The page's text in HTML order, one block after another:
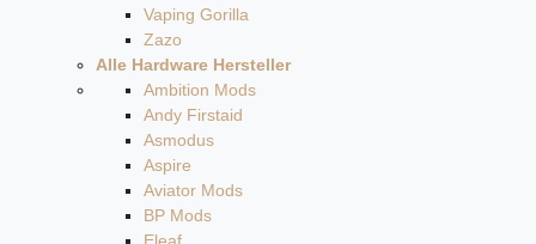
Vaping Gorilla
Zazo
Alle Hardware Hersteller
Ambition Mods
Andy Firstaid
Asmodus
Aspire
Aviator Mods
BP Mods